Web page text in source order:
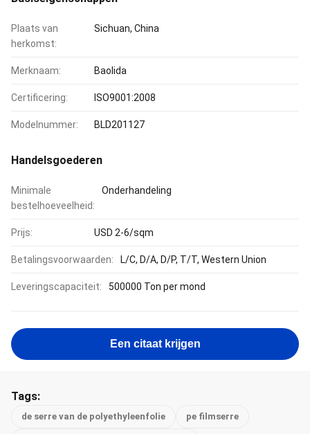
Plaats van
herkomst:
Sichuan, China
Merknaam: Baolida
Certificering: ISO9001:2008
Modelnummer: BLD201127
Handelsgoederen
Minimale
bestelhoeveelheid:
Onderhandeling
Prijs: USD 2-6/sqm
Betalingsvoorwaarden: L/C, D/A, D/P, T/T, Western Union
Leveringscapaciteit: 500000 Ton per mond
Een citaat krijgen
Tags:
de serre van de polyethyleenfolie pe filmserre